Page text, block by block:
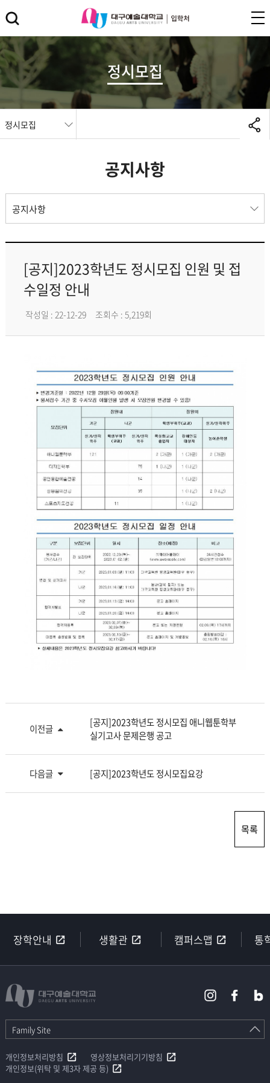
정시모집
정시모집
공지사항
공지사항
[공지]2023학년도 정시모집 인원 및 접
수일정 안내
작성일 : 22-12-29 조회수 : 5,219회
이전글
[공지]2023학년도 정시모집 애니웹툰학부
실기고사 문제은행 공고
다음글 [공지]2023학년도 정시모집요강
목록
장학안내 생활관 캠퍼스맵 통
Family Site
개인정보처리방침
영상정보처리기기방침
개인정보(위탁 및 제3자 제공 등)